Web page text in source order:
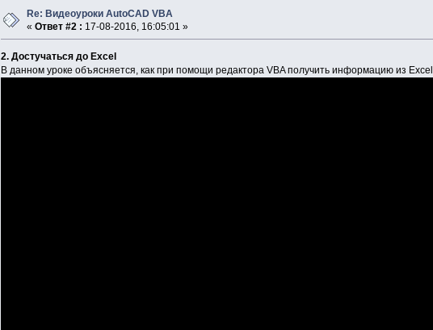
Re: Видеоуроки AutoCAD VBA
«Ответ #2 : 17-08-2016, 16:05:01 »
2. Достучаться до Excel
В данном уроке объясняется, как при помощи редактора VBA получить информацию из Excel.